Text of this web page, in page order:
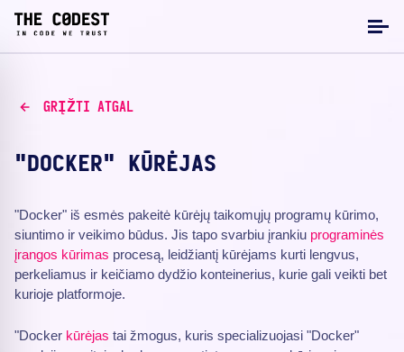
GRĮŽTI ATGAL
"DOCKER" KŪRĖJAS
"Docker" iš esmės pakeitė kūrėjų taikomųjų programų kūrimo,
siuntimo ir veikimo būdus. Jis tapo svarbiu įrankiu programinės
įrangos kūrimas procesą, leidžiantį kūrėjams kurti lengvus,
perkeliamus ir keičiamo dydžio konteinerius, kurie gali veikti bet
kurioje platformoje.
"Docker kūrėjas tai žmogus, kuris specializuojasi "Docker"